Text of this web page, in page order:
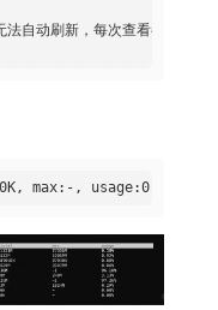
自动刷新，每次查看都输入一